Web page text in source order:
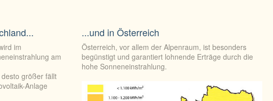
im
am
größer fällt
Anlage
...und in Österreich
Österreich, vor allem der Alpenraum, ist besonders
begünstigt und garantiert lohnende Erträge durch die
hohe Sonneneinstrahlung.